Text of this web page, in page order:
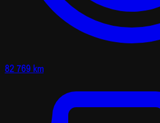
82 769 km